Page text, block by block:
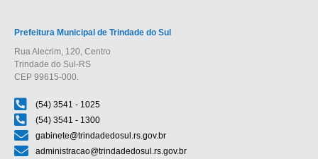
Prefeitura Municipal de Trindade do Sul
Rua Alecrim, 120, Centro
Trindade do Sul-RS
CEP 99615-000.
(54) 3541 - 1025
(54) 3541 - 1300
gabinete@trindadedosul.rs.gov.br
administracao@trindadedosul.rs.gov.br